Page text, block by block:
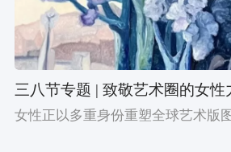
三八节专题 | 致敬艺术圈的女性